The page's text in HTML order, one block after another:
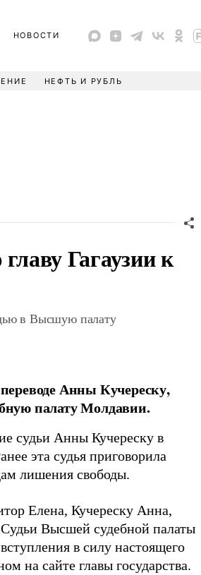
НОВОСТИ
НЕФТЬ И РУБЛЬ
Гагаузии к
в Высшую палату
Анны Кучереску,
палату Молдавии.
судьи Анны Кучереску в
эта судья приговорила
лишения свободы.
Елена, Кучереску Анна,
Высшей судебной палаты
в силу настоящего
на сайте главы государства.